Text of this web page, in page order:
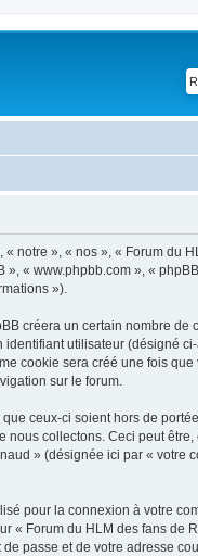
notre », « nos », « Forum du
« www.phpbb.com », «
»).
créera un certain nombre de
utilisateur (désigné
cookie sera créé une fois
sur le forum.
ceux-ci soient hors de
collectons. Ceci peut être,
» (désignée ici par « votre
pour la connexion à votre
« Forum du HLM des fans de
passe et de votre adresse